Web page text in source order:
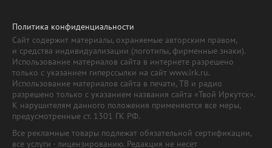
Политика конфиденциальности
Сайт содержит материалы, охраняемые авторским правом,
и средства индивидуализации (логотипы, фирменные знаки).
Использование материалов сайта в интернете разрешено
только с указанием гиперссылки на сайт www.irk.ru.
Использование материалов сайта в печати, ТВ и радио
разрешено только с указанием названия сайта «Твой Иркутск».
К нарушителям данного положения применяются все меры,
предусмотренные ст. 1301 ГК РФ.
Все рекламные товары подлежат обязательной сертификации,
все услуги - лицензированию. Редакция не несет